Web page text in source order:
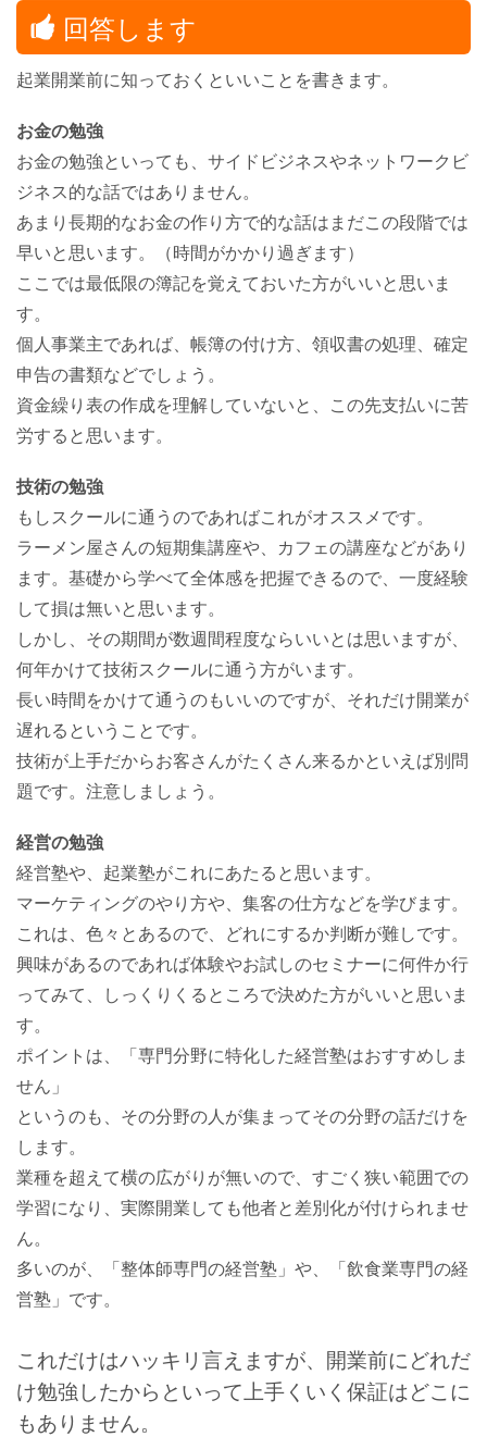
回答します
起業開業前に知っておくといいことを書きます。
お金の勉強
お金の勉強といっても、サイドビジネスやネットワークビ
ジネス的な話ではありません。
あまり長期的なお金の作り方で的な話はまだこの段階では
早いと思います。（時間がかかり過ぎます）
ここでは最低限の簿記を覚えておいた方がいいと思いま
す。
個人事業主であれば、帳簿の付け方、領収書の処理、確定
申告の書類などでしょう。
資金繰り表の作成を理解していないと、この先支払いに苦
労すると思います。
技術の勉強
もしスクールに通うのであればこれがオススメです。
ラーメン屋さんの短期集講座や、カフェの講座などがあり
ます。基礎から学べて全体感を把握できるので、一度経験
して損は無いと思います。
しかし、その期間が数週間程度ならいいとは思いますが、
何年かけて技術スクールに通う方がいます。
長い時間をかけて通うのもいいのですが、それだけ開業が
遅れるということです。
技術が上手だからお客さんがたくさん来るかといえば別問
題です。注意しましょう。
経営の勉強
経営塾や、起業塾がこれにあたると思います。
マーケティングのやり方や、集客の仕方などを学びます。
これは、色々とあるので、どれにするか判断が難しです。
興味があるのであれば体験やお試しのセミナーに何件か行
ってみて、しっくりくるところで決めた方がいいと思いま
す。
ポイントは、「専門分野に特化した経営塾はおすすめしま
せん」
というのも、その分野の人が集まってその分野の話だけを
します。
業種を超えて横の広がりが無いので、すごく狭い範囲での
学習になり、実際開業しても他者と差別化が付けられませ
ん。
多いのが、「整体師専門の経営塾」や、「飲食業専門の経
営塾」です。
これだけはハッキリ言えますが、開業前にどれだ
け勉強したからといって上手くいく保証はどこに
もありません。